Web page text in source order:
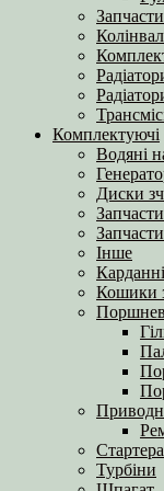
Комплектуючі
Водяні
Диски
Інше
Кошики
Стартера
Турбіни